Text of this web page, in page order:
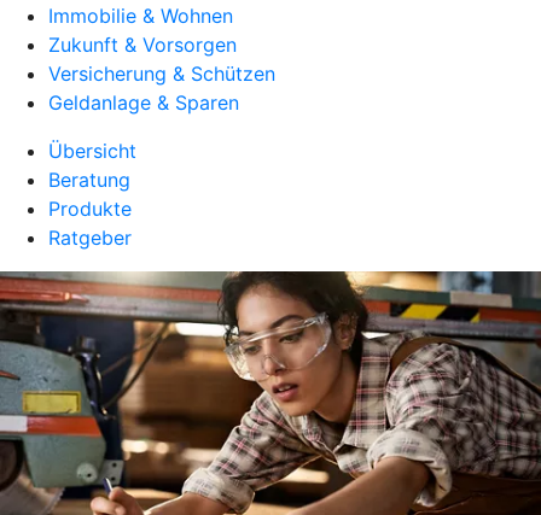
Immobilie & Wohnen
Zukunft & Vorsorgen
Versicherung & Schützen
Geldanlage & Sparen
Übersicht
Beratung
Produkte
Ratgeber